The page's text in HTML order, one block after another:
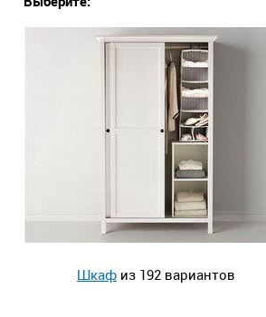
Шкаф из 192 вариантов